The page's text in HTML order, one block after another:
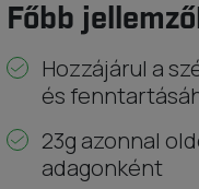
Főbb
Hozzájárul a
és
23g azonnal
adagonként